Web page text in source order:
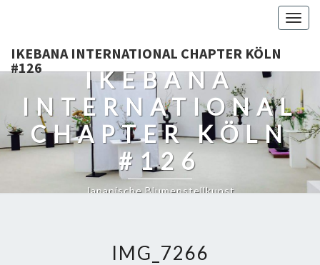
IKEBANA INTERNATIONAL CHAPTER KÖLN
#126
IKEBANA
INTERNATIONAL
CHAPTER KÖLN
#126
Japanische Blumenstellkunst
IMG_7266